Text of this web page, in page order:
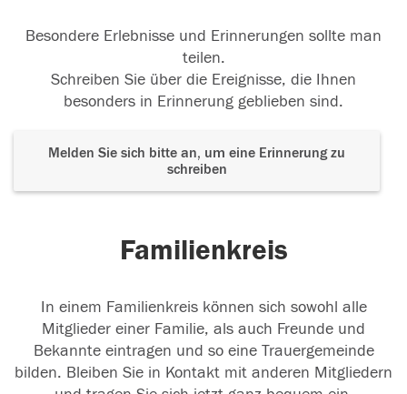
Besondere Erlebnisse und Erinnerungen sollte man
teilen.
Schreiben Sie über die Ereignisse, die Ihnen
besonders in Erinnerung geblieben sind.
Melden Sie sich bitte an, um eine Erinnerung zu
schreiben
Familienkreis
In einem Familienkreis können sich sowohl alle
Mitglieder einer Familie, als auch Freunde und
Bekannte eintragen und so eine Trauergemeinde
bilden. Bleiben Sie in Kontakt mit anderen Mitgliedern